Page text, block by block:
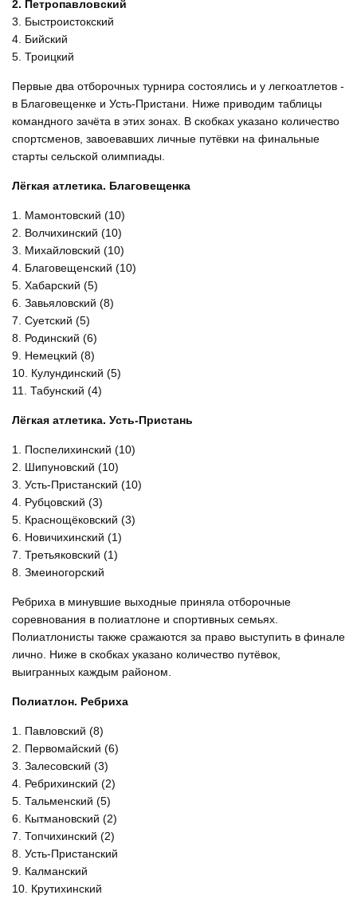
2. Петропавловский
3. Быстроистокский
4. Бийский
5. Троицкий
Первые два отборочных турнира состоялись и у легкоатлетов -
в Благовещенке и Усть-Пристани. Ниже приводим таблицы
командного зачёта в этих зонах. В скобках указано количество
спортсменов, завоевавших личные путёвки на финальные
старты сельской олимпиады.
Лёгкая атлетика. Благовещенка
1. Мамонтовский (10)
2. Волчихинский (10)
3. Михайловский (10)
4. Благовещенский (10)
5. Хабарский (5)
6. Завьяловский (8)
7. Суетский (5)
8. Родинский (6)
9. Немецкий (8)
10. Кулундинский (5)
11. Табунский (4)
Лёгкая атлетика. Усть-Пристань
1. Поспелихинский (10)
2. Шипуновский (10)
3. Усть-Пристанский (10)
4. Рубцовский (3)
5. Краснощёковский (3)
6. Новичихинский (1)
7. Третьяковский (1)
8. Змеиногорский
Ребриха в минувшие выходные приняла отборочные
соревнования в полиатлоне и спортивных семьях.
Полиатлонисты также сражаются за право выступить в финале
лично. Ниже в скобках указано количество путёвок,
выигранных каждым районом.
Полиатлон. Ребриха
1. Павловский (8)
2. Первомайский (6)
3. Залесовский (3)
4. Ребрихинский (2)
5. Тальменский (5)
6. Кытмановский (2)
7. Топчихинский (2)
8. Усть-Пристанский
9. Калманский
10. Крутихинский